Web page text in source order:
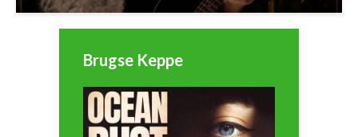
Brugse Keppe